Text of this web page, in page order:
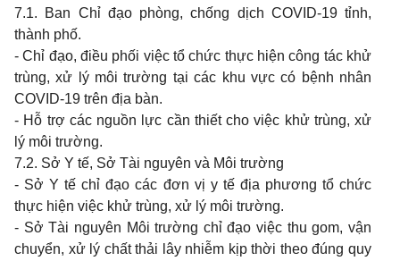
7.1. Ban Chỉ đạo phòng, chống dịch COVID-19 tỉnh,
thành phố.
-Chỉ đạo, điều phối việc tổ chức thực hiện công tác khử
trùng, xử lý môi trường tại các khu vực có bệnh nhân
COVID-19 trên địa bàn.
- Hỗ trợ các nguồn lực cần thiết choviệc khử trùng, xử
lý môi trường.
7.2. Sở Y tế, Sở Tài nguyên và Môi trường
- SởYtế chỉ đạo các đơn vị y tế địa phương tổ chức
thực hiện việc khử trùng, xử lý môi trường.
- Sở Tài nguyên Môi trường chỉ đạo việc thu gom,vận
chuyển, xử lý chất thải lây nhiễm kịp thời theođúngquy